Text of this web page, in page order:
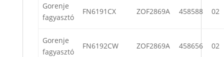
Gorenje
fagyasztó
FN6191CX ZOF2869A 458588 02
Gorenje
fagyasztó
FN6192CW ZOF2869A 458656 02